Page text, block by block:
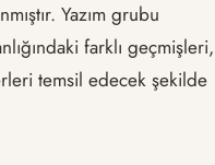
Yazım grubu
farklı geçmişleri,
temsil edecek şekilde